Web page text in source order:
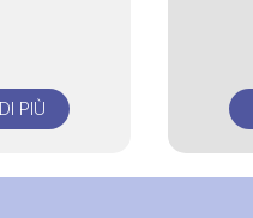
PIÙ